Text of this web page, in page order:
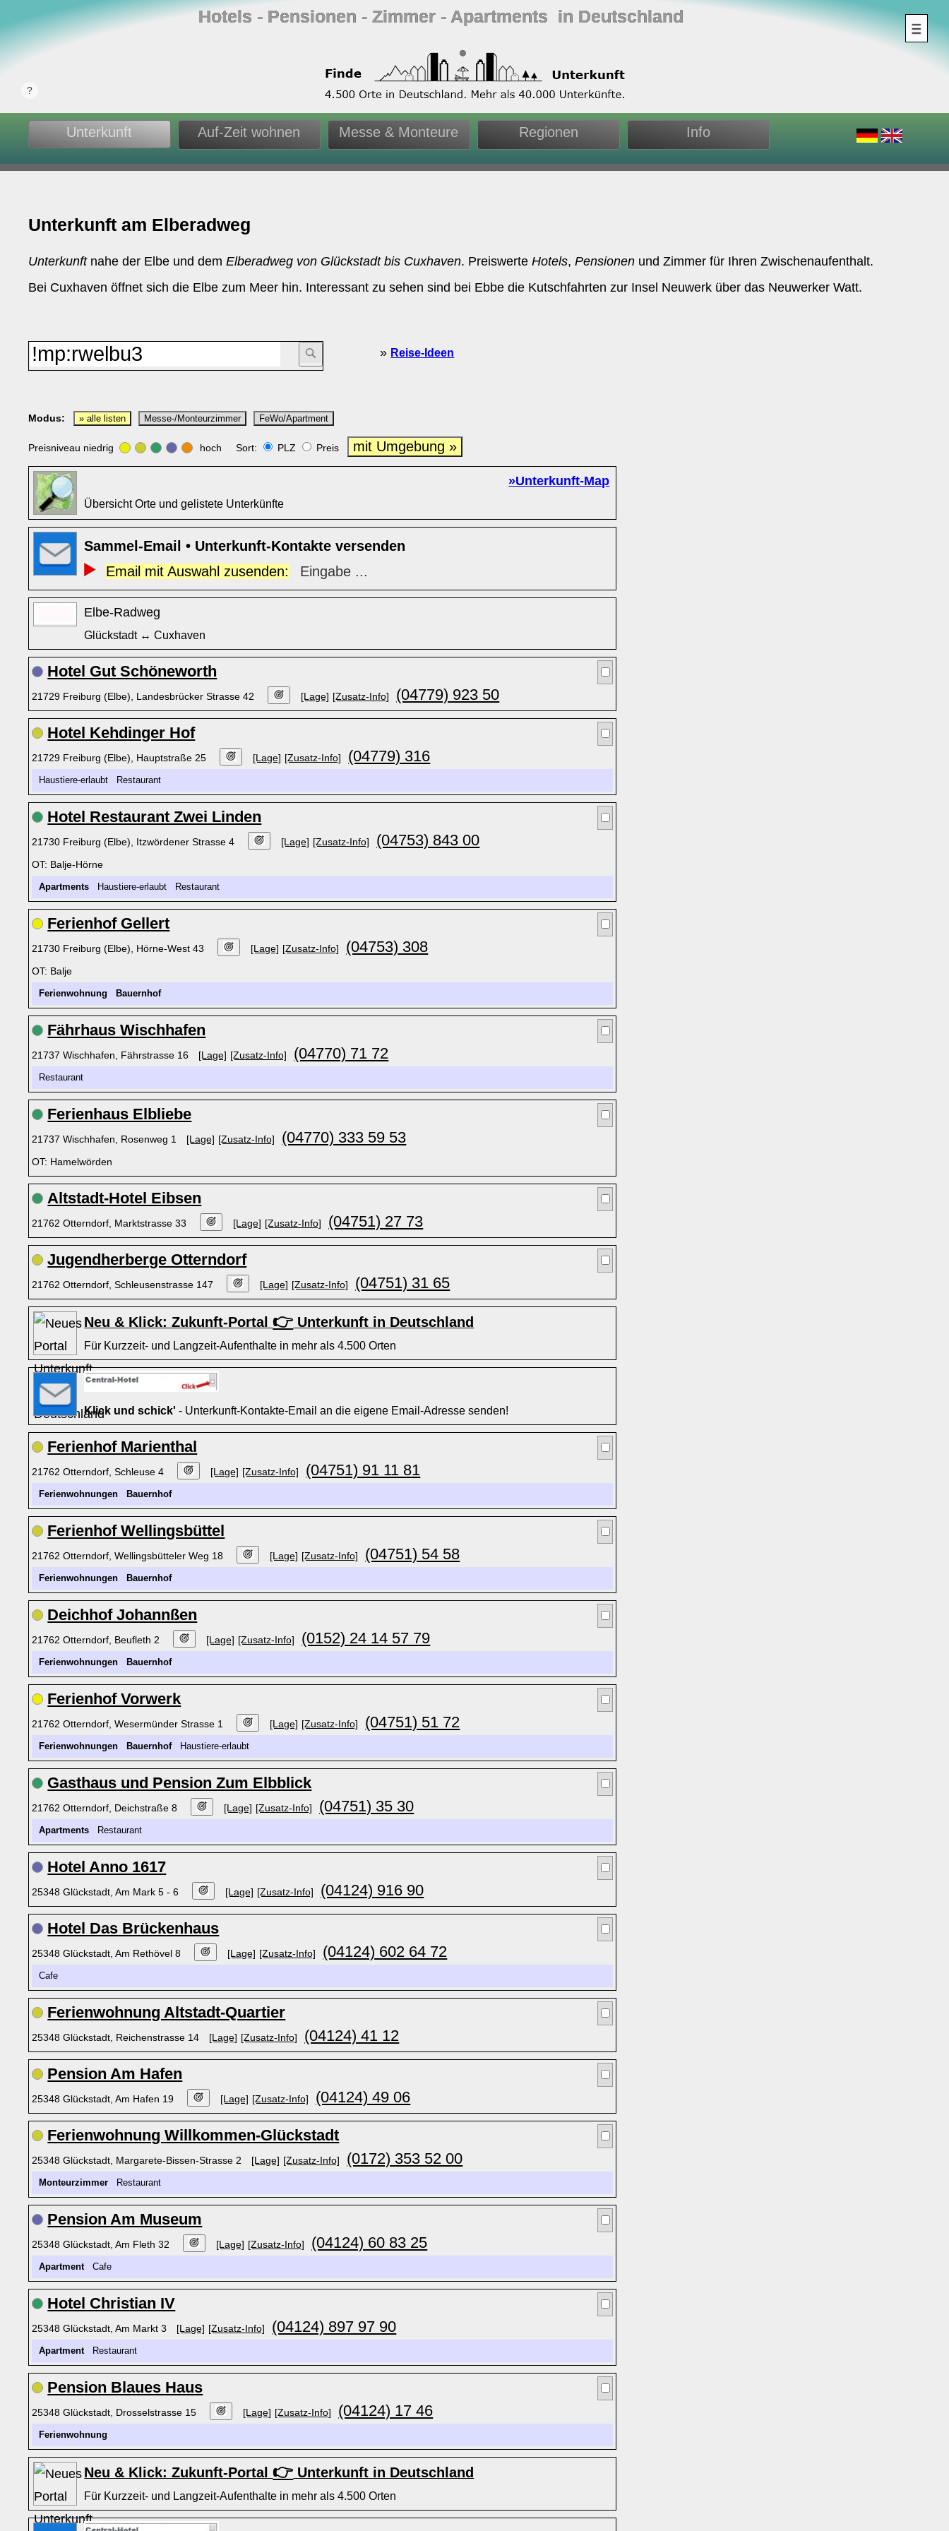
Hotels ‐ Pensionen ‐ Zimmer ‐ Apartments in Deutschland
Unterkunft Auf-Zeit wohnen Messe & Monteure Regionen Info
Unterkunft am Elberadweg
Unterkunftnahe der Elbe und demElberadweg von Glückstadt bis Cuxhaven. PreiswerteHotels,Pensionen und Zimmer für Ihren Zwischenaufenthalt.
Bei Cuxhaven öffnet sich die Elbe zum Meer hin. Interessant zu sehen sind bei Ebbe die Kutschfahrten zur Insel Neuwerk über das Neuwerker Watt.
» Reise-Ideen
Modus: » alle listen Messe-/Monteurzimmer FeWo/Apartment
Preisniveau niedrig hoch Sort: PLZ Preis mit Umgebung »
»Unterkunft-Map
Übersicht Orte und gelistete Unterkünfte
Sammel-Email • Unterkunft-Kontakte versenden
Email mit Auswahl zusenden:
Eingabe ...
Elbe-Radweg
Glückstadt ↔ Cuxhaven
Hotel Gut Schöneworth
21729 Freiburg (Elbe), Landesbrücker Strasse 42 [Lage] [Zusatz-Info] (04779) 923 50
Hotel Kehdinger Hof
21729 Freiburg (Elbe), Hauptstraße 25 [Lage] [Zusatz-Info] (04779) 316
Haustiere-erlaubt Restaurant
Hotel Restaurant Zwei Linden
21730 Freiburg (Elbe), Itzwördener Strasse 4 [Lage] [Zusatz-Info] (04753) 843 00
OT: Balje-Hörne
Apartments Haustiere-erlaubt Restaurant
Ferienhof Gellert
21730 Freiburg (Elbe), Hörne-West 43 [Lage] [Zusatz-Info] (04753) 308
OT: Balje
Ferienwohnung Bauernhof
Fährhaus Wischhafen
21737 Wischhafen, Fährstrasse 16 [Lage] [Zusatz-Info] (04770) 71 72
Restaurant
Ferienhaus Elbliebe
21737 Wischhafen, Rosenweg 1 [Lage] [Zusatz-Info] (04770) 333 59 53
OT: Hamelwörden
Altstadt-Hotel Eibsen
21762 Otterndorf, Marktstrasse 33 [Lage] [Zusatz-Info] (04751) 27 73
Jugendherberge Otterndorf
21762 Otterndorf, Schleusenstrasse 147 [Lage] [Zusatz-Info] (04751) 31 65
Neu & Klick: Zukunft-Portal 👉 Unterkunft in Deutschland
Für Kurzzeit- und Langzeit-Aufenthalte in mehr als 4.500 Orten
Klick und schick' - Unterkunft-Kontakte-Email an die eigene Email-Adresse senden!
Ferienhof Marienthal
21762 Otterndorf, Schleuse 4 [Lage] [Zusatz-Info] (04751) 91 11 81
Ferienwohnungen Bauernhof
Ferienhof Wellingsbüttel
21762 Otterndorf, Wellingsbütteler Weg 18 [Lage] [Zusatz-Info] (04751) 54 58
Ferienwohnungen Bauernhof
Deichhof Johannßen
21762 Otterndorf, Beufleth 2 [Lage] [Zusatz-Info] (0152) 24 14 57 79
Ferienwohnungen Bauernhof
Ferienhof Vorwerk
21762 Otterndorf, Wesermünder Strasse 1 [Lage] [Zusatz-Info] (04751) 51 72
Ferienwohnungen BauernhofHaustiere-erlaubt
Gasthaus und Pension Zum Elbblick
21762 Otterndorf, Deichstraße 8 [Lage] [Zusatz-Info] (04751) 35 30
Apartments Restaurant
Hotel Anno 1617
25348 Glückstadt, Am Mark 5 - 6 [Lage] [Zusatz-Info] (04124) 916 90
Hotel Das Brückenhaus
25348 Glückstadt, Am Rethövel 8 [Lage] [Zusatz-Info] (04124) 602 64 72
Cafe
Ferienwohnung Altstadt-Quartier
25348 Glückstadt, Reichenstrasse 14 [Lage] [Zusatz-Info] (04124) 41 12
Pension Am Hafen
25348 Glückstadt, Am Hafen 19 [Lage] [Zusatz-Info] (04124) 49 06
Ferienwohnung Willkommen-Glückstadt
25348 Glückstadt, Margarete-Bissen-Strasse 2 [Lage] [Zusatz-Info] (0172) 353 52 00
Monteurzimmer Restaurant
Pension Am Museum
25348 Glückstadt, Am Fleth 32 [Lage] [Zusatz-Info] (04124) 60 83 25
ApartmentCafe
Hotel Christian IV
25348 Glückstadt, Am Markt 3 [Lage] [Zusatz-Info] (04124) 897 97 90
ApartmentRestaurant
Pension Blaues Haus
25348 Glückstadt, Drosselstrasse 15 [Lage] [Zusatz-Info] (04124) 17 46
Ferienwohnung
Neu & Klick: Zukunft-Portal 👉 Unterkunft in Deutschland
Für Kurzzeit- und Langzeit-Aufenthalte in mehr als 4.500 Orten